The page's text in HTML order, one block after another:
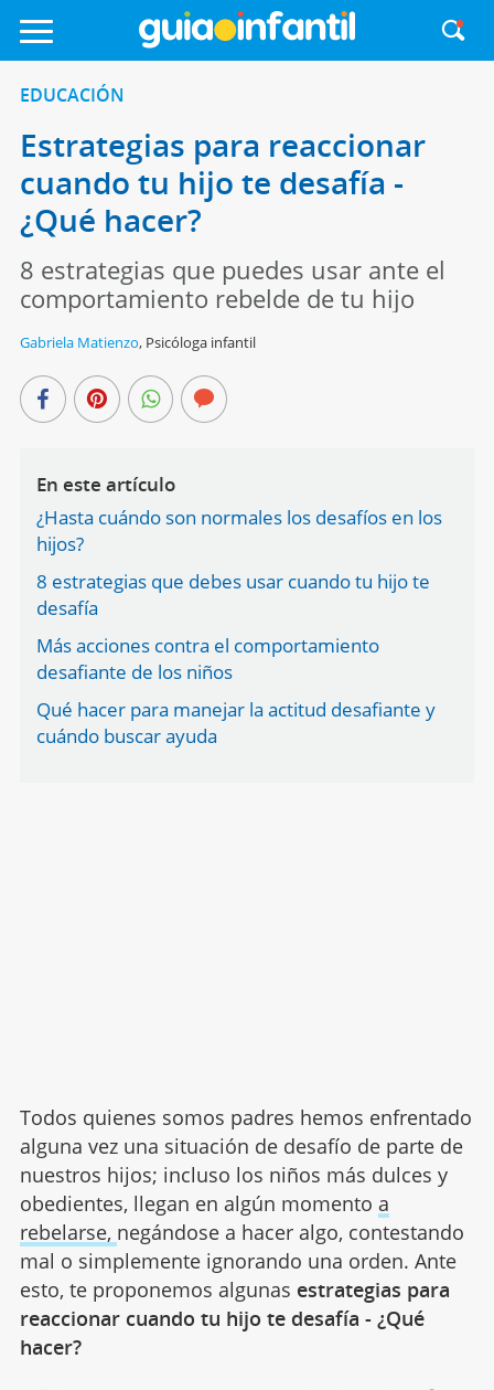
EDUCACIÓN
Estrategias para reaccionar
cuando tu hijo te desafía -
¿Qué hacer?
8 estrategias que puedes usar ante el
comportamiento rebelde de tu hijo
Gabriela Matienzo, Psicóloga infantil
En este artículo
¿Hasta cuándo son normales los desafíos en los
hijos?
8 estrategias que debes usar cuando tu hijo te
desafía
Más acciones contra el comportamiento
desafiante de los niños
Qué hacer para manejar la actitud desafiante y
cuándo buscar ayuda
Todos quienes somos padres hemos enfrentado
alguna vez una situación de desafío de parte de
nuestros hijos; incluso los niños más dulces y
obedientes, llegan en algún momento a
rebelarse, negándose a hacer algo, contestando
mal o simplemente ignorando una orden. Ante
esto, te proponemos algunas estrategias para
reaccionar cuando tu hijo te desafía - ¿Qué
hacer?